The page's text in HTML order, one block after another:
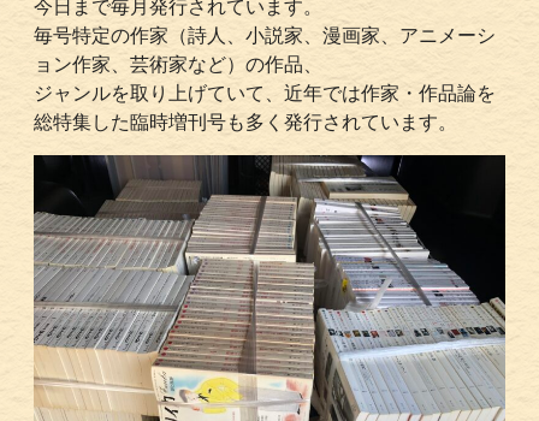
今日まで毎月発行されています。
毎号特定の作家（詩人、小説家、漫画家、アニメーシ
ョン作家、芸術家など）の作品、
ジャンルを取り上げていて、近年では作家・作品論を
総特集した臨時増刊号も多く発行されています。